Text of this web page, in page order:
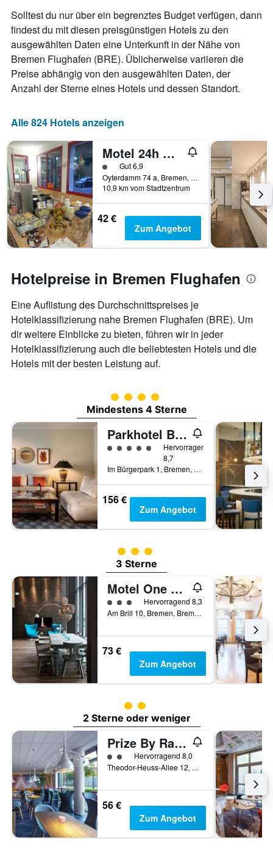
Solltest du nur über ein begrenztes Budget verfügen, dann
findest du mit diesen preisgünstigen Hotels zu den
ausgewählten Daten eine Unterkunft in der Nähe von
Bremen Flughafen (BRE). Üblicherweise variieren die
Preise abhängig von den ausgewählten Daten, der
Anzahl der Sterne eines Hotels und dessen Standort.
Alle 824 Hotels anzeigen
Motel 24h Bremen
Bewertungskategorie 1
Gut 6,9
Oyterdamm 74 a, Bremen, Bremen, Deutschland
10,9 km vom Stadtzentrum
42 €
Zum Angebot
Hotelpreise in Bremen Flughafen
Eine Auflistung des Durchschnittspreises je
Hotelklassifizierung nahe Bremen Flughafen (BRE). Um
dir weitere Einblicke zu bieten, führen wir in jeder
Hotelklassifizierung auch die beliebtesten Hotels und die
Hotels mit der besten Leistung auf.
Bewertungskategorie 4
Mindestens 4 Sterne
Parkhotel Bremen Hommage
Bewertungskategorie 5
Hervorragend
8,7
Im Bürgerpark 1, Bremen, Bremen, Deutschland
156 €
Zum Angebot
Bewertungskategorie 3
3 Sterne
Motel One Bremen
Bewertungskategorie 3
Hervorragend 8,3
Am Brill 10, Bremen, Bremen, Deutschland
73 €
Zum Angebot
Bewertungskategorie 2
2 Sterne oder weniger
Prize By Radisson, Bremen City
Bewertungskategorie 2
Hervorragend 8,0
Theodor-Heuss-Allee 12, Bremen, Bremen, Deutschland
56 €
Zum Angebot